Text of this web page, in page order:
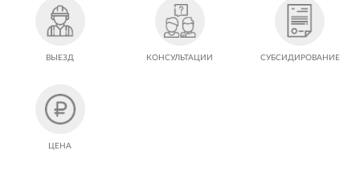
ВЫЕЗД КОНСУЛЬТАЦИИ СУБСИДИРОВАНИЕ
ЦЕНА